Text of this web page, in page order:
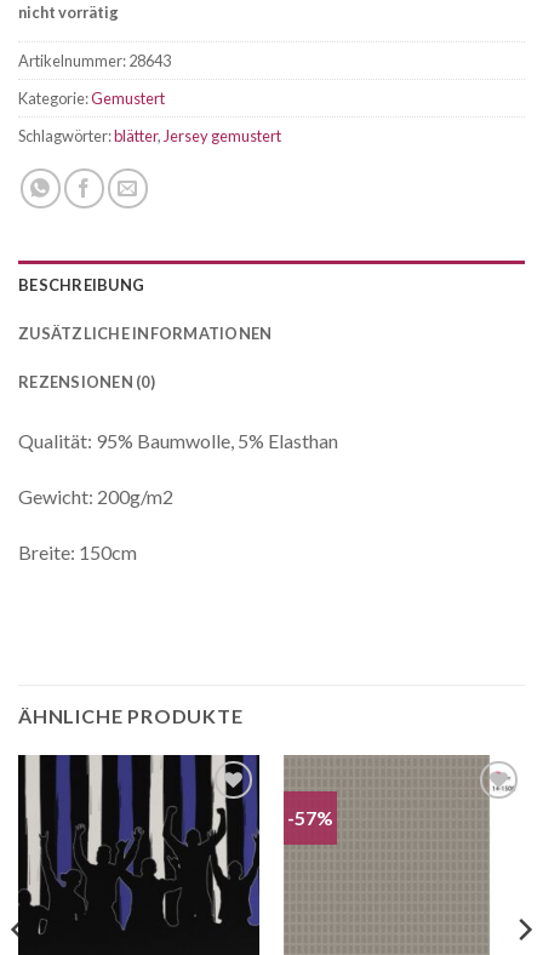
nicht vorrätig
Artikelnummer:28643
Kategorie:Gemustert
Schlagwörter:blätter, Jersey gemustert
BESCHREIBUNG
ZUSÄTZLICHE INFORMATIONEN
REZENSIONEN (0)
Qualität: 95% Baumwolle, 5% Elasthan
Gewicht: 200g/m2
Breite: 150cm
ÄHNLICHE PRODUKTE
-57%